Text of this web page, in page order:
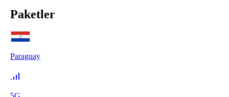
Paketler
Paraguay